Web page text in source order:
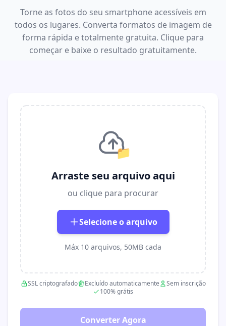
Torne as fotos do seu smartphone acessíveis em
todos os lugares. Converta formatos de imagem de
forma rápida e totalmente gratuita. Clique para
começar e baixe o resultado gratuitamente.
📁
Arraste seu arquivo aqui
ou clique para procurar
Selecione o arquivo
Máx 10 arquivos, 50MB cada
SSL criptografado Excluído automaticamente
Sem inscrição
100% grátis
Converter Agora